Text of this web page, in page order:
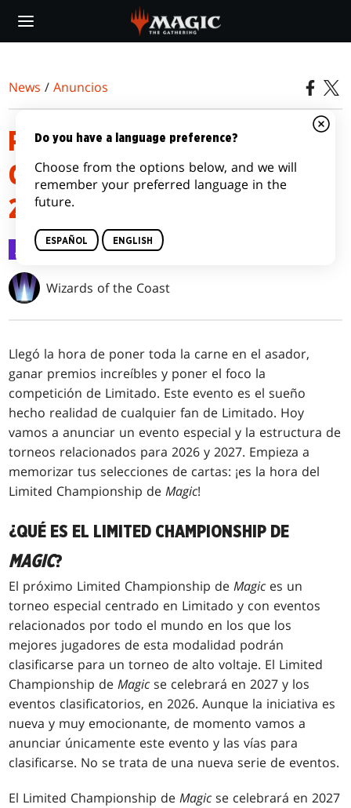
main
News /Anuncios
PRESENTACIÓN DEL LIMITED
CHAMPIONSHIP DE MAGIC DE
2027
Anuncios 27 oct 2025
Wizards of the Coast
Llegó la hora de poner toda la carne en el asador,
ganar premios increíbles y poner el foco la
competición de Limitado. Este evento es el sueño
hecho realidad de cualquier fan de Limitado. Hoy
vamos a anunciar un evento especial y la estructura de
torneos relacionados para 2026 y 2027. Empieza a
memorizar tus selecciones de cartas: ¡es la hora del
Limited Championship deMagic!
¿QUÉ ES EL LIMITED CHAMPIONSHIP DE
MAGIC?
El próximo Limited Championship deMagic es un
torneo especial centrado en Limitado y con eventos
relacionados por todo el mundo en los que los
mejores jugadores de esta modalidad podrán
clasificarse para un torneo de alto voltaje. El Limited
Championship deMagic se celebrará en 2027 y los
eventos clasificatorios, en 2026. Aunque la iniciativa es
nueva y muy emocionante, de momento vamos a
anunciar únicamente este evento y las vías para
clasificarse. No se trata de una nueva serie de eventos.
El Limited Championship deMagic se celebrará en 2027
Do you have a language preference?
Choose from the options below, and we will
remember your preferred language in the
future.
ESPAÑOL ENGLISH